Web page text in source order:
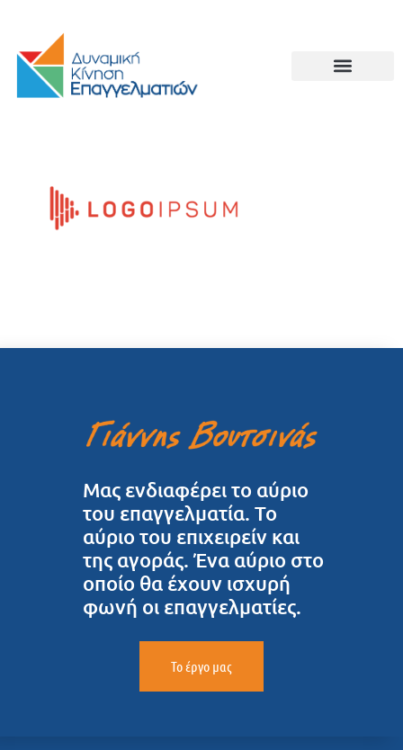
Μας ενδιαφέρει το αύριο
του επαγγελματία. Το
αύριο του επιχειρείν και
της αγοράς. Ένα αύριο στο
οποίο θα έχουν ισχυρή
φωνή οι επαγγελματίες.
Το έργο μας